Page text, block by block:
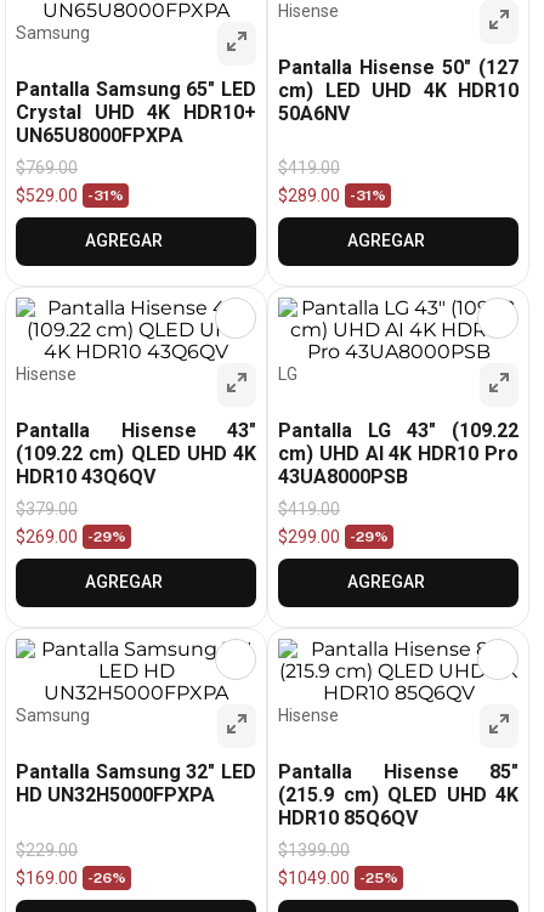
Samsung
Pantalla Samsung 65" LED
Crystal UHD 4K HDR10+
UN65U8000FPXPA
$769.00
$529 00 -31%
AGREGAR
Hisense
Pantalla Hisense 50" (127
cm) LED UHD 4K HDR10
50A6NV
$419.00
$289 00 -31%
AGREGAR
Hisense
Pantalla Hisense 43"
(109.22 cm) QLED UHD 4K
HDR10 43Q6QV
$379.00
$269 00 -29%
AGREGAR
LG
Pantalla LG 43" (109.22
cm) UHD AI 4K HDR10 Pro
43UA8000PSB
$419.00
$299 00 -29%
AGREGAR
Samsung
Pantalla Samsung 32" LED
HD UN32H5000FPXPA
$229.00
$169 00 -26%
Hisense
Pantalla Hisense 85"
(215.9 cm) QLED UHD 4K
HDR10 85Q6QV
$1399.00
$1049 00 -25%